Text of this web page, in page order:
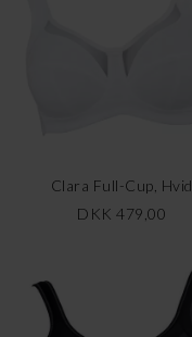
Clara Full-Cup, Hvid
DKK 479,00